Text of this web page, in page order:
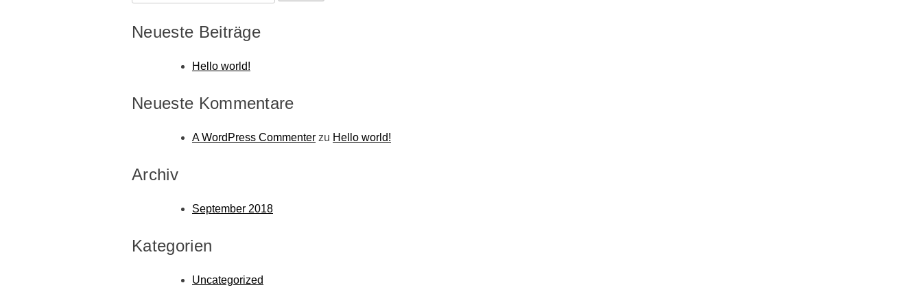
nach:
Neueste Beiträge
Hello world!
Neueste Kommentare
A WordPress Commenter zu Hello world!
Archiv
September 2018
Kategorien
Uncategorized